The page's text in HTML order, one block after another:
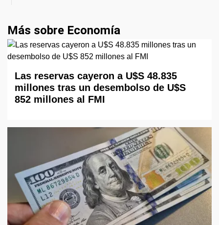
Más sobre Economía
Las reservas cayeron a U$S 48.835
millones tras un desembolso de U$S
852 millones al FMI